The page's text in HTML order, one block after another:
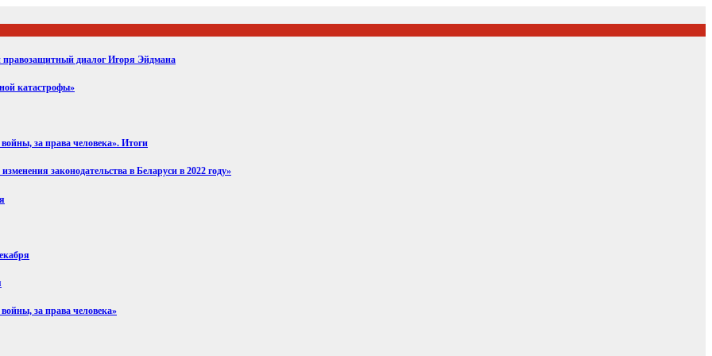
правозащитный диалог Игоря Эйдмана
катастрофы»
за права человека». Итоги
законодательства в Беларуси в 2022 году»
за права человека»